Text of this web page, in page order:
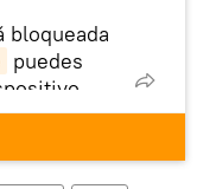
bloqueada
puedes
la red